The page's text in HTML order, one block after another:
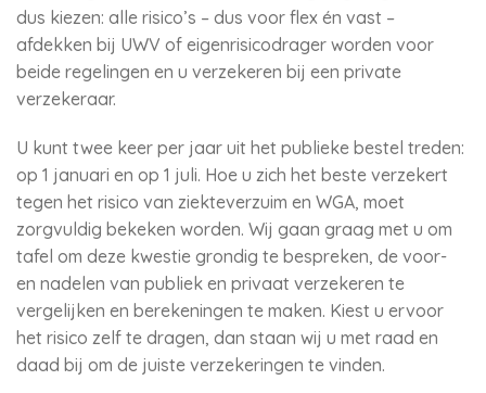
dus kiezen: alle risico’s – dus voor flex én vast –
afdekken bij UWV of eigenrisicodrager worden voor
beide regelingen en u verzekeren bij een private
verzekeraar.
U kunt twee keer per jaar uit het publieke bestel treden:
op 1 januari en op 1 juli. Hoe u zich het beste verzekert
tegen het risico van ziekteverzuim en WGA, moet
zorgvuldig bekeken worden. Wij gaan graag met u om
tafel om deze kwestie grondig te bespreken, de voor-
en nadelen van publiek en privaat verzekeren te
vergelijken en berekeningen te maken. Kiest u ervoor
het risico zelf te dragen, dan staan wij u met raad en
daad bij om de juiste verzekeringen te vinden.